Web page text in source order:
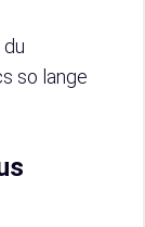
so lange